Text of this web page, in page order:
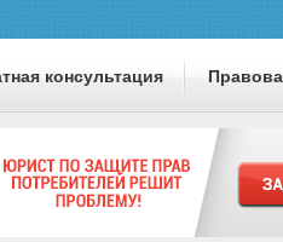
консультация